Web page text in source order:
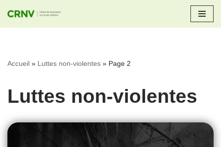
Aller
Accueil » Luttes non-violentes » Page 2
Luttes non-violentes